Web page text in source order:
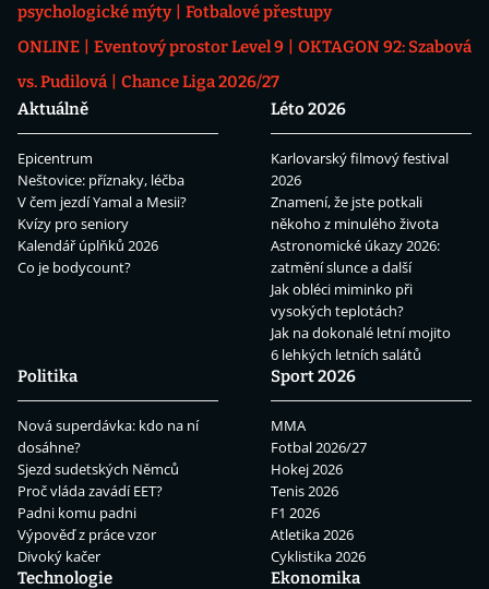
psychologické mýty
Fotbalové přestupy
ONLINE
Eventový prostor Level 9
OKTAGON 92: Szabová
vs. Pudilová
Chance Liga 2026/27
Aktuálně
Epicentrum
Neštovice: příznaky, léčba
V čem jezdí Yamal a Mesii?
Kvízy pro seniory
Kalendář úplňků 2026
Co je bodycount?
Léto 2026
Karlovarský filmový festival
2026
Znamení, že jste potkali
někoho z minulého života
Astronomické úkazy 2026:
zatmění slunce a další
Jak obléci miminko při
vysokých teplotách?
Jak na dokonalé letní mojito
6 lehkých letních salátů
Politika
Nová superdávka: kdo na ní
dosáhne?
Sjezd sudetských Němců
Proč vláda zavádí EET?
Padni komu padni
Výpověď z práce vzor
Divoký kačer
Sport 2026
MMA
Fotbal 2026/27
Hokej 2026
Tenis 2026
F1 2026
Atletika 2026
Cyklistika 2026
Technologie
Ekonomika